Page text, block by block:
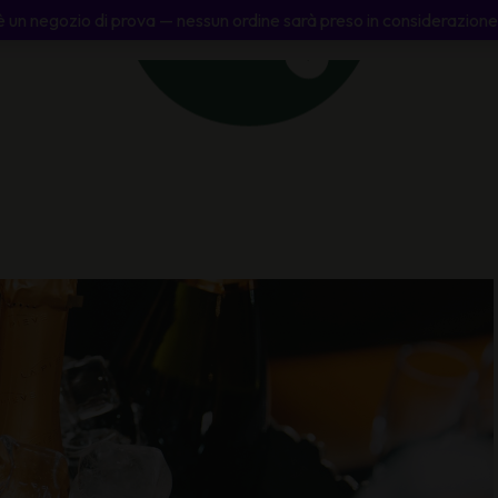
un negozio di prova — nessun ordine sarà preso in considerazione.
Piccolo Ristoro Eventi Enoteca Online